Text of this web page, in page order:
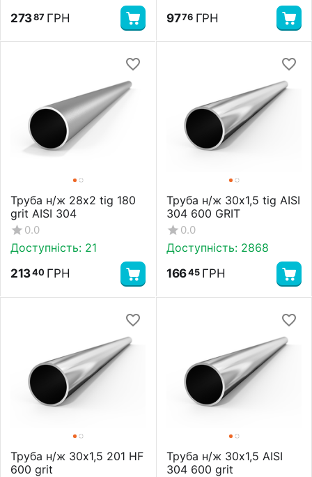
27387 ГРН 9776 ГРН
Труба н/ж 28х2 tig 180
grit AISI 304
0.0
Доступність: 21
21340 ГРН
Труба н/ж 30х1,5 tig AISI
304 600 GRIT
0.0
Доступність: 2868
16645 ГРН
Труба н/ж 30х1,5 201 HF
600 grit
Труба н/ж 30х1,5 AISI
304 600 grit